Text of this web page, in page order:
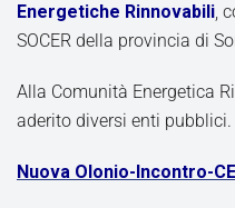
Energetiche Rinnovabili,
SOCER della provincia di
Alla Comunità Energetica
aderito diversi enti pubblici.
Nuova Olonio-Incontro-